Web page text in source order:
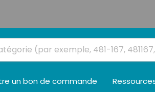
un bon de commande